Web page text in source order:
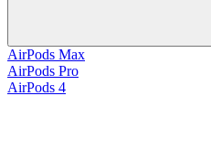
AirPods Max
AirPods Pro
AirPods 4